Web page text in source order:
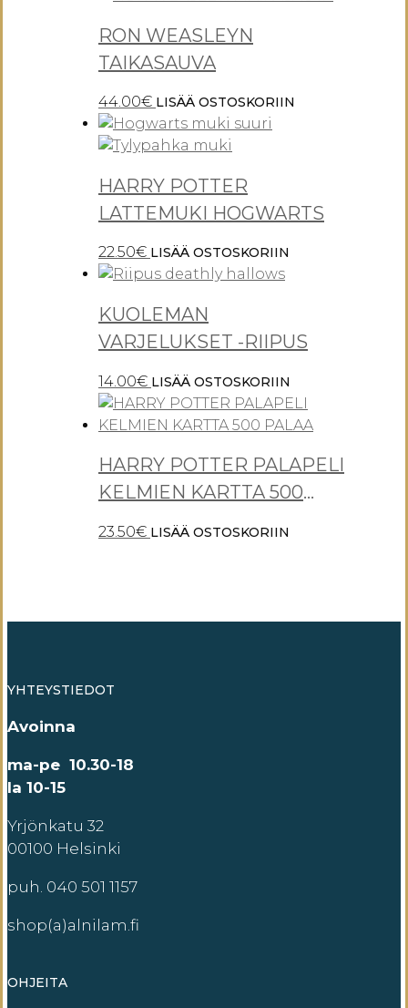
RON WEASLEYN
TAIKASAUVA
44.00€ LISÄÄ OSTOSKORIIN
HARRY POTTER
LATTEMUKI HOGWARTS
22.50€ LISÄÄ OSTOSKORIIN
KUOLEMAN
VARJELUKSET -RIIPUS
14.00€ LISÄÄ OSTOSKORIIN
HARRY POTTER PALAPELI
KELMIEN KARTTA 500
23.50€ LISÄÄ OSTOSKORIIN
YHTEYSTIEDOT
Avoinna
ma-pe 10.30-18
la 10-15
Yrjönkatu 32
00100 Helsinki
puh. 040 501 1157
shop(a)alnilam.fi
OHJEITA